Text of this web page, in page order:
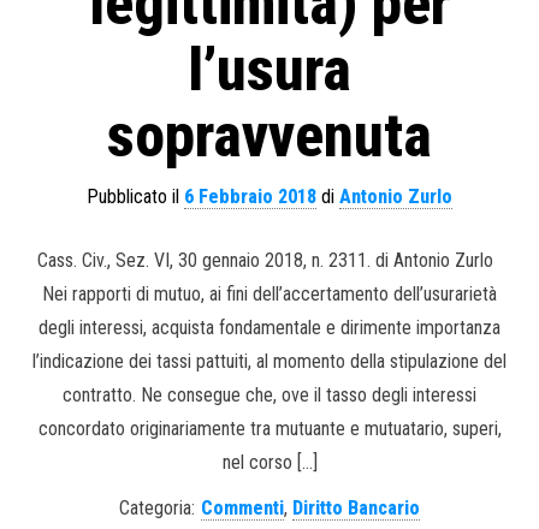
l’usura
sopravvenuta
Pubblicato il 6 Febbraio 2018 di Antonio Zurlo
Cass. Civ., Sez. VI, 30 gennaio 2018, n. 2311. di Antonio Zurlo
Nei rapporti di mutuo, ai fini dell’accertamento dell’usurarietà
degli interessi, acquista fondamentale e dirimente importanza
l’indicazione dei tassi pattuiti, al momento della stipulazione del
contratto. Ne consegue che, ove il tasso degli interessi
concordato originariamente tra mutuante e mutuatario, superi,
nel corso […]
Categoria: Commenti, Diritto Bancario